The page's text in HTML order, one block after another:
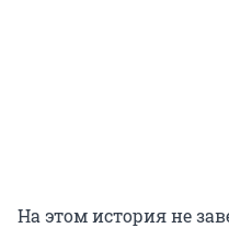
На этом история не